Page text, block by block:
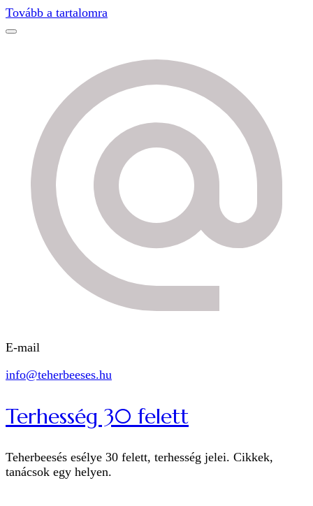
Tovább a tartalomra
E-mail
info@teherbeeses.hu
Terhesség 30 felett
Teherbeesés esélye 30 felett, terhesség jelei. Cikkek,
tanácsok egy helyen.